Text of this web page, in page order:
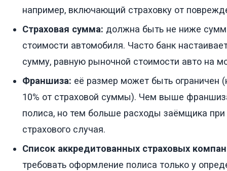
например, включающий страховку от
Страховая сумма: должна быть не ниже
стоимости автомобиля. Часто банк
сумму, равную рыночной стоимости авто на
Франшиза: её размер может быть ограничен
10% от страховой суммы). Чем выше
полиса, но тем больше расходы заёмщика при
страхового случая.
Список аккредитованных страховых
требовать оформление полиса только у